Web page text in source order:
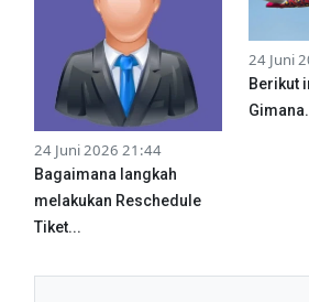
24 Juni 2026 21:44
Bagaimana langkah
melakukan Reschedule
Tiket...
24 Juni
Berikut